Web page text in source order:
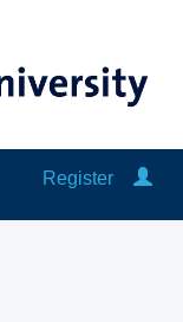
Register